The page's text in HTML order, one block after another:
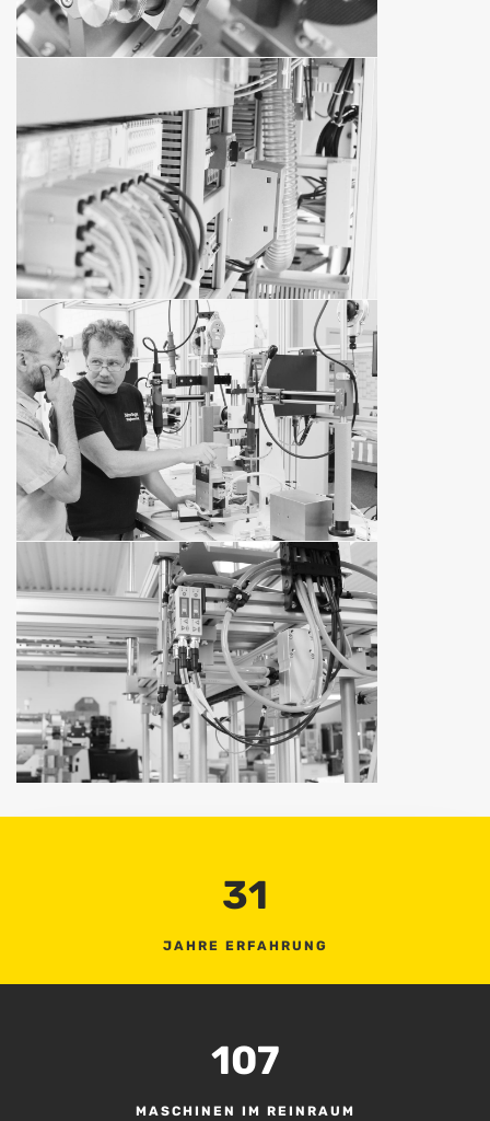
31
JAHRE ERFAHRUNG
107
MASCHINEN IM REINRAUM